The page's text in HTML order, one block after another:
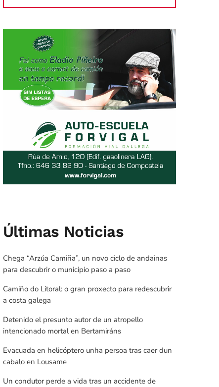
Últimas Noticias
Chega “Arzúa Camiña”, un novo ciclo de andainas
para descubrir o municipio paso a paso
Camiño do Litoral: o gran proxecto para redescubrir
a costa galega
Detenido el presunto autor de un atropello
intencionado mortal en Bertamiráns
Evacuada en helicóptero unha persoa tras caer dun
cabalo en Lousame
Un condutor perde a vida tras un accidente de